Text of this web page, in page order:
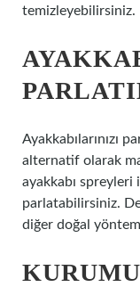
temizleyebilirsiniz.
Ayakkabılarınızı
alternatif olarak
ayakkabı spreyleri
parlatabilirsiniz.
diğer doğal